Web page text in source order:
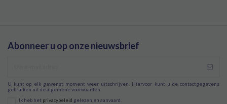
Abonneer u op onze nieuwsbrief
U kunt op elk gewenst moment weer uitschrijven. Hiervoor kunt u de contactgegevens
gebruiken uit de algemene voorwaarden.
Ik heb het privacybeleid gelezen en aanvaard.